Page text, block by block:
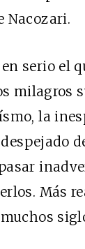
Nacozari.
serio el
milagros
la
Más